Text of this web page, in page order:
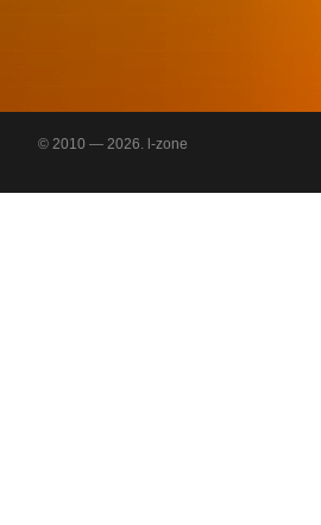
© 2010 — 2026. l-zone